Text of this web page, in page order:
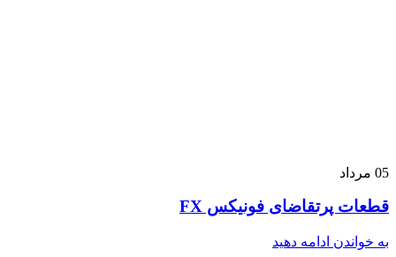
05 مرداد
قطعات پرتقاضای فونیکس FX
به خواندن ادامه دهید